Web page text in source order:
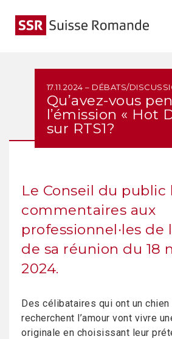
17.11.2024 – DÉBATS/
Qu’avez-vous
l’émission « Hot
sur RTS1?
Le Conseil du public
commentaires aux
professionnel∙les de
de sa réunion du 18
2024.
Des célibataires qui ont un
recherchent l’amour vont vivre
originale en choisissant leur